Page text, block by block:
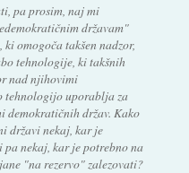
pa prosim, naj mi
državam"
omogoča takšen nadzor,
tehnologije, ki takšnih
nad njihovimi
tehnologijo uporablja za
demokratičnih držav. Kako
državi nekaj, kar je
nekaj, kar je potrebno na
"na rezervo" zalezovati?